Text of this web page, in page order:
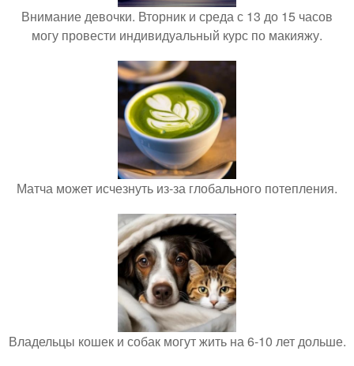
Внимание девочки. Вторник и среда с 13 до 15 часов
могу провести индивидуальный курс по макияжу.
Матча может исчезнуть из-за глобального потепления.
Владельцы кошек и собак могут жить на 6-10 лет дольше.